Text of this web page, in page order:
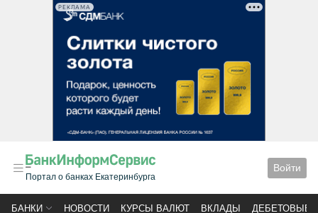
РЕКЛАМА
Портал о банках Екатеринбурга
Войти
БАНКИ НОВОСТИ КУРСЫ ВАЛЮТ ВКЛАДЫ ДЕБЕТОВЫЕ